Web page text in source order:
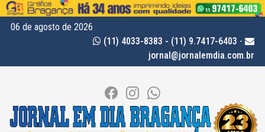
06 de agosto de 2026
(11) 4033-8383 - (11) 9.7417-6403 -
jornal@jornalemdia.com.br